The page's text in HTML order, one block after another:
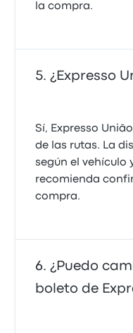
la compra.
¿Expresso
Sí, Expresso
de las rutas. La
según el vehículo
recomienda
compra.
¿Puedo
boleto de